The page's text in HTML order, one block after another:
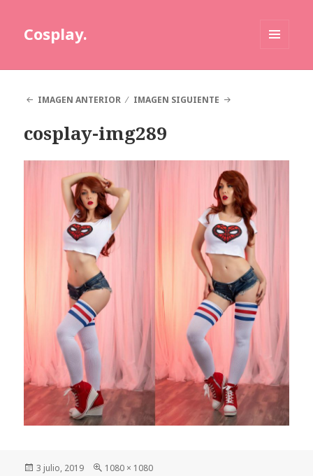
Cosplay.
IMAGEN ANTERIOR
IMAGEN SIGUIENTE
cosplay-img289
Publicado
3 julio, 2019
Tamaño
1080 × 1080